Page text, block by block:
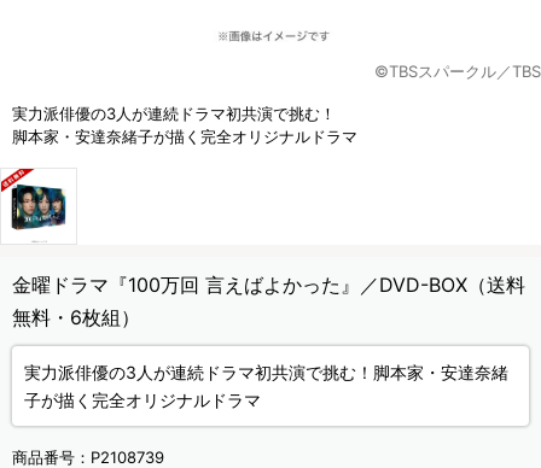
©TBSスパークル／TBS
実力派俳優の3人が連続ドラマ初共演で挑む！
脚本家・安達奈緒子が描く完全オリジナルドラマ
金曜ドラマ『100万回 言えばよかった』／DVD-BOX（送料
無料・6枚組）
実力派俳優の3人が連続ドラマ初共演で挑む！脚本家・安達奈緒
子が描く完全オリジナルドラマ
商品番号： P2108739